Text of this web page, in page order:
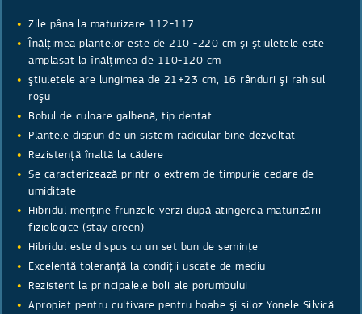
Zile pâna la maturizare 112-117
Înălţimea plantelor este de 210 -220 cm şi ştiuletele este
amplasat la înălţimea de 110-120 cm
ştiuletele are lungimea de 21+23 cm, 16 rânduri şi rahisul
roşu
Bobul de culoare galbenă, tip dentat
Plantele dispun de un sistem radicular bine dezvoltat
Rezistenţă înaltă la cădere
Se caracterizează printr-o extrem de timpurie cedare de
umiditate
Hibridul menţine frunzele verzi după atingerea maturizării
fiziologice (stay green)
Hibridul este dispus cu un set bun de seminţe
Excelentă toleranţă la condiţii uscate de mediu
Rezistent la principalele boli ale porumbului
Apropiat pentru cultivare pentru boabe şi siloz Yonele Silvică